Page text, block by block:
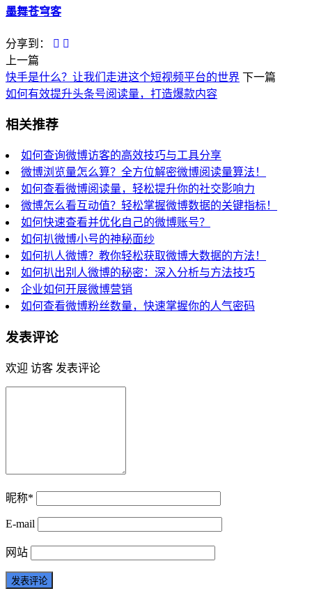
墨舞苍穹客
分享到：
上一篇
快手是什么？让我们走进这个短视频平台的世界 下一篇
如何有效提升头条号阅读量，打造爆款内容
相关推荐
如何查询微博访客的高效技巧与工具分享
微博浏览量怎么算？全方位解密微博阅读量算法！
如何查看微博阅读量，轻松提升你的社交影响力
微博怎么看互动值？轻松掌握微博数据的关键指标！
如何快速查看并优化自己的微博账号？
如何扒微博小号的神秘面纱
如何扒人微博？教你轻松获取微博大数据的方法！
如何扒出别人微博的秘密：深入分析与方法技巧
企业如何开展微博营销
如何查看微博粉丝数量，快速掌握你的人气密码
发表评论
欢迎 访客 发表评论
昵称*
E-mail
网站